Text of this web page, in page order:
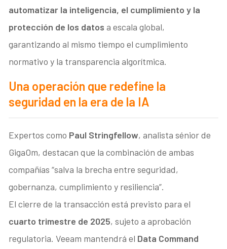
automatizar la inteligencia, el cumplimiento y la
protección de los datos a escala global,
garantizando al mismo tiempo el cumplimiento
normativo y la transparencia algorítmica.
Una operación que redefine la
seguridad en la era de la IA
Expertos como Paul Stringfellow, analista sénior de
GigaOm, destacan que la combinación de ambas
compañías “salva la brecha entre seguridad,
gobernanza, cumplimiento y resiliencia”.
El cierre de la transacción está previsto para el
cuarto trimestre de 2025, sujeto a aprobación
regulatoria. Veeam mantendrá el Data Command